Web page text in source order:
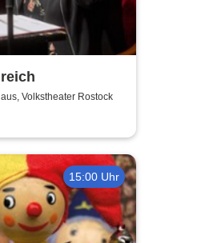
Volkstheater Rostock
15:00 Uhr